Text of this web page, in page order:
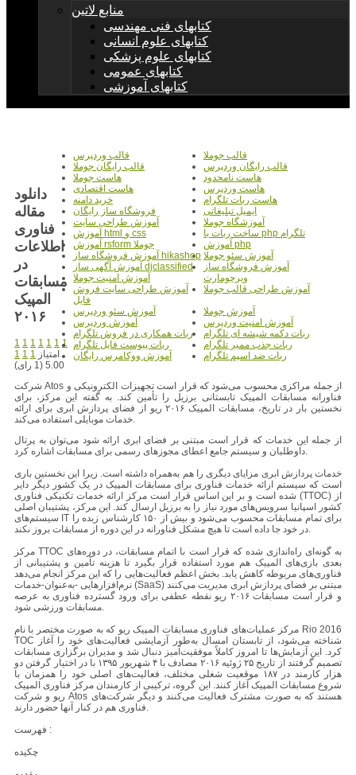
منابع لاتین
کتابهای فنی مهندسی
کتابهای علوم انسانی
کتابهای علوم پزشکی
کتابهای عمومی
کتابهای آموزشی
قالب جوملا
قالب وردپرس
قالب رایگان وردپرس
قالب رایگان جوملا
هاست نامحدود
هاست جوملا
هاست وردپرس
هاست اقتصادی
هاست ربات تلگرام
خرید دامنه
ایمیل تبلیغاتی
فروشگاه ساز رایگان
آموزشگاه جوملا
آموزش طراحی سایت
ساخت ربات با php تلگرام
آموزش html و css
آموزش php
آموزش rsform جوملا
آموزش سئو جوملا آموزش فروشگاه ساز hikashop
آموزش فروشگاه ساز
ویرچومارت
آموزش آگهی ساز djclassified
آموزش امنیت جوملا
آموزش طراحی قالب جوملا
آموزش طراحی سایت فروش
فایل
آموزش جوملا
آموزش سئو وردپرس
آموزش امنیت وردپرس
آموزش وردپرس
ربات دکمه شیشه ای تلگرام
ربات همکاری در فروش تلگرام
ربات جذب ممبر تلگرام
ربات پیوست فایل تلگرام
ربات ضد اسپم تلگرام
آموزش ووکامرس رایگان
دانلود
مقاله
فناوری
اطلاعات
در
مسابقات
المپیک
۲۰۱۶
1 1 1 1 1 1 1
1 1 1 امتیاز
5.00 (1 رای)
شرکت Atos از جمله مراکزی محسوب می‌شود که قرار است تجهیزات الکترونیکی و
فناورانه مسابقات المپیک تابستانی برزیل را تأمین کند. به گفته این مرکز، برای
نخستین بار در تاریخ، مسابقات المپیک ۲۰۱۶ ریو از فضای پردازش ابری برای ارائه
خدمات موبایلی استفاده می‌کند.
از جمله این خدمات که قرار است مبتنی بر فضای ابری ارائه شود می‌توان به پرتال
داوطلبان و سیستم جامع اعطای مجوزهای رسمی برای مسابقات اشاره کرد.
خدمات پردازش ابری مزایای دیگری را هم به‌همراه داشته است. زیرا این نخستین باری
است که سیستم ارائه خدمات فناوری برای مسابقات المپیک در یک کشور دیگر دایر
شده است و بر این اساس قرار است مرکز ارائه خدمات تکنیکی فناوری (TTOC) از
کشور اسپانیا سرویس‌های مورد نیاز را به برزیل ارسال کند. این مرکز، پشتیبان اصلی
سیستم‌های IT برای تمام مسابقات محسوب می‌شود و بیش از ۱۵۰ کارشناس زبده را
در خود جا داده است تا هیچ مشکل فناورانه در این دوره از مسابقات بروز نکند.
مرکز TTOC به گونه‌ای راه‌اندازی شده که قرار است با اتمام مسابقات، در دوره‌های
بعدی بازی‌های المپیک هم مورد استفاده قرار بگیرد تا هزینه تأمین و پشتیبانی از
فناوری‌های مربوطه کاهش یابد. بخش اعظم فعالیت‌هایی را که این مرکز انجام می‌دهد
نرم‌افزارهایی -به‌عنوان-خدمات (SaaS) مبتنی بر فضای پردازش ابری مدیریت می‌کنند
و قرار است مسابقات ۲۰۱۶ ریو نقطه عطفی برای ورود گسترده فناوری به عرصه
مسابقات ورزشی شود.
مرکز عملیات‌های فناوری مسابقات المپیک ریو که به صورت مختصر با نام Rio 2016
TOC شناخته می‌شود، از تابستان امسال به‌طور آزمایشی فعالیت‌های خود را آغاز
کرد. این آزمایش‌ها تا امروز کاملاً موفقیت‌آمیز دنبال شد و مدیران برگزاری مسابقات
تصمیم گرفتند از تاریخ ۲۵ ژوئیه ۲۰۱۶ مصادف با ۴ شهریور ۱۳۹۵ با در اختیار گرفتن دو
هزار کارمند در ۱۸۷ موقعیت شغلی مختلف، فعالیت‌های اصلی خود را همزمان با
شروع مسابقات المپیک آغاز کنند. این گروه، ترکیبی از کارمندان مرکز فناوری المپیک
ریو و شرکت Atos هستند که به صورت مشترک فعالیت می‌کنند و دیگر شرکت‌های
فناوری هم در کنار آنها حضور دارند.
فهرست :
چکیده